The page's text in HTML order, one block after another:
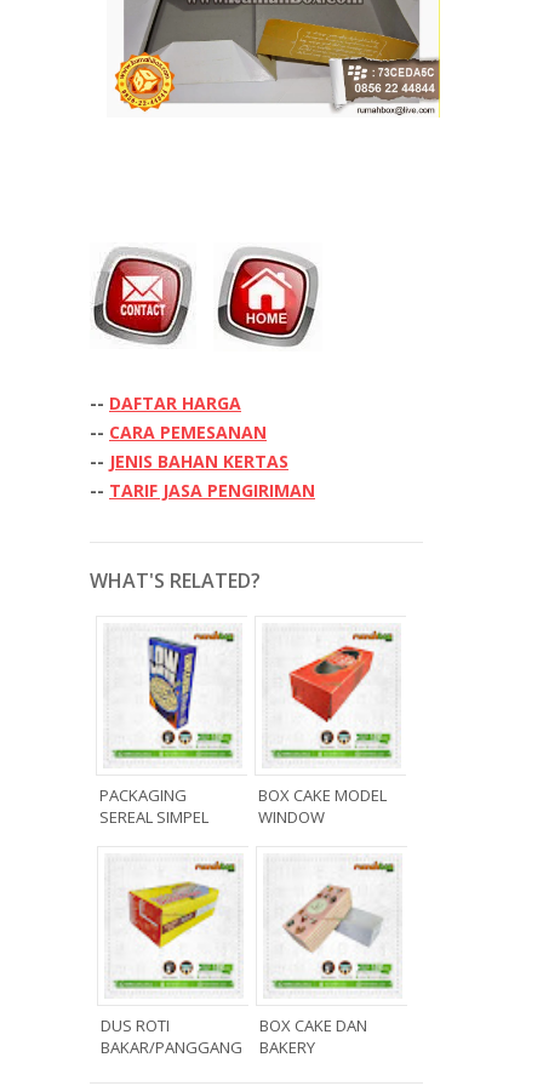
-- DAFTAR HARGA
-- CARA PEMESANAN
-- JENIS BAHAN KERTAS
-- TARIF JASA PENGIRIMAN
WHAT'S RELATED?
PACKAGING
SEREAL SIMPEL
BOX CAKE MODEL
WINDOW
DUS ROTI
BAKAR/PANGGANG
BOX CAKE DAN
BAKERY